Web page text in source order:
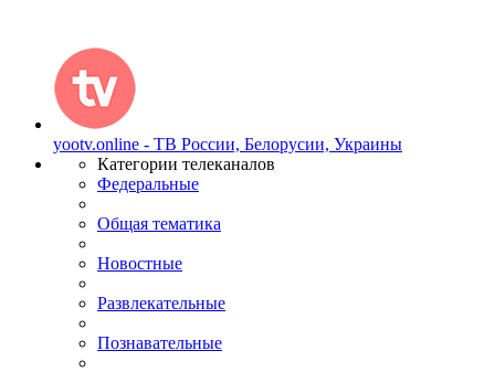
yootv.online - ТВ России, Белорусии, Украины
Категории телеканалов
Федеральные
Общая тематика
Новостные
Развлекательные
Познавательные